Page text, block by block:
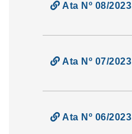
Ata Nº 08/2023
Ata Nº 07/2023
Ata Nº 06/2023